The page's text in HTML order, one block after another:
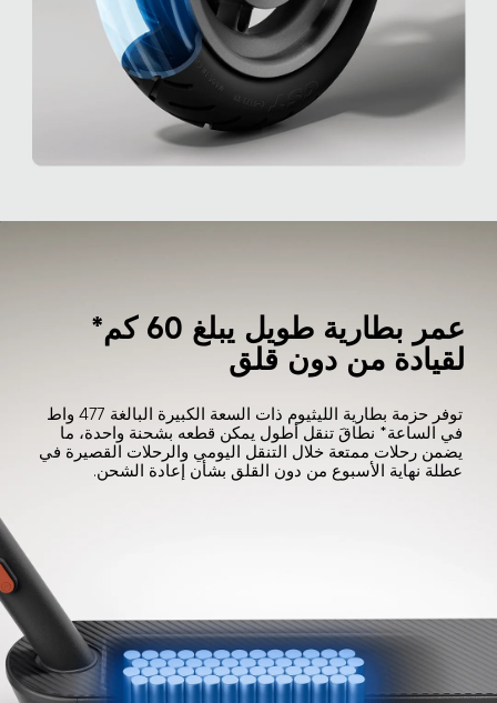
عمر بطارية طويل يبلغ 60 كم*
لقيادة من دون قلق
توفر حزمة بطارية الليثيوم ذات السعة الكبيرة البالغة 477 واط
في الساعة* نطاقَ تنقل أطول يمكن قطعه بشحنة واحدة، ما
يضمن رحلات ممتعة خلال التنقل اليومي والرحلات القصيرة في
عطلة نهاية الأسبوع من دون القلق بشأن إعادة الشحن.